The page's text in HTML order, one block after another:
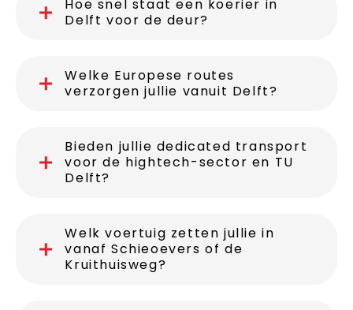
Hoe snel staat een koerier in
Delft voor de deur?
Welke Europese routes
verzorgen jullie vanuit Delft?
Bieden jullie dedicated transport
voor de hightech-sector en TU
Delft?
Welk voertuig zetten jullie in
vanaf Schieoevers of de
Kruithuisweg?